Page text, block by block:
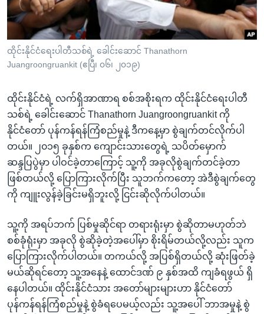
ကျော်
ကြည့်
ရန်
ရှာဖွေ
သို့
ကျော်
ရန်
ဘာသာစကားများ
ထိုင်းနိုင်ငံရေးပါတီသစ်ရဲ့ ခေါင်းဆောင် Thanathorn
Juangroongruankit (ဧပြီ၊ ၀၆၊ ၂၀၁၉)
ထိုင်းနိုင်ငံရဲ့ လက်ရှိအာဏာရ စစ်အစိုးရက ထိုင်းနိုင်ငံရေးပါတီ
သစ်ရဲ့ ခေါင်းဆောင် Thanathorn Juangroongruankit ကို
နိုင်ငံတော် ပုန်ကန်ရန်ကြံစည်မှုနဲ့ ဒီကနေ့မှာ စွဲချက်တင်လိုက်ပါ
တယ်။ ၂၀၁၅ ခုနှစ်က ကျောင်းသားတွေရဲ့ သပိတ်မှောက်
ဆန္ဒပြပွဲမှာ ပါဝင်ခဲ့တာကြောင့် သူ့ကို အခုလိုစွဲချက်တင်ခဲ့တာ
ဖြစ်တယ်လို့ ပြောကြားလိုက်ပြီး သူဘက်ကတော့ အဲဒီစွဲချက်တွေ
ကို ကျူးလွန်ခဲ့ခြင်းမရှိဘူးလို့ ငြင်းဆိုလိုက်ပါတယ်။
သူ့ကို အရပ်ဘက် ပြစ်မှုဆိုင်ရာ တရားရုံးမှာ စွဲဆိုတာမဟုတ်ဘဲ
စစ်ခုံရုံးမှာ အခုလို စွဲဆိုခဲ့တဲ့အပေါ်မှာ စိုးရိမ်တယ်လို့လည်း သူက
ပြောကြားလိုက်ပါတယ်။ တကယ်လို့ အပြစ်ရှိတယ်လို့ ဆုံးဖြတ်ခဲ့
မယ်ဆိုရင်တော့ သူ့အနေနဲ့ ထောင်ဒဏ် ၉ နှစ်အထိ ကျခံရဖွယ် ရှိ
နေပါတယ်။ ထိုင်းနိုင်ငံသား အတော်များများဟာ နိုင်ငံတော်
ပုန်ကန်ရန်ကြံစည်မှုနဲ့ စွဲခံရပေမယ့်လည်း သူ့အပေါ် ဘာအမှုနဲ့ စွဲ